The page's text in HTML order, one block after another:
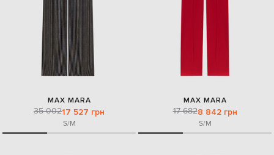
MAX MARA
35 00217 527 грн
S/M
MAX MARA
17 6828 842 грн
S/M